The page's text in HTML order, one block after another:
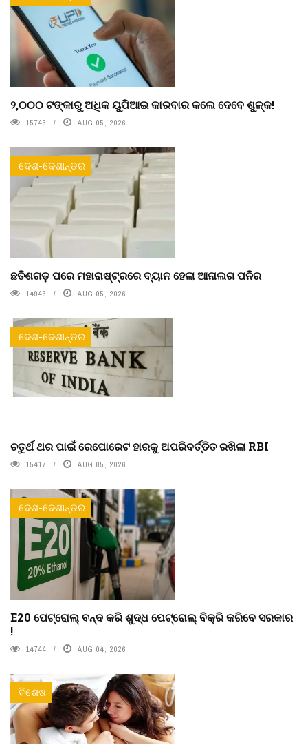
୨,୦୦୦ ଟଙ୍କାରୁ ଅଧିକ ୟୁପିଆଇ କାରବାର କଲେ ଦେବେ ଶୁଳ୍କ!
15743 AUG 05, 2026
ଦେଶ-ଦେଶାନ୍ତର
ଛତିଶଗଡ଼ ପରେ ମହାରାଷ୍ଟ୍ରରେ ବ୍ୟାନ ହେଲା ଆନାଲଗ ପନିର
14943 AUG 05, 2026
ଦେଶ-ଦେଶାନ୍ତର
ଚତୁର୍ଥ ଥର ପାଇଁ ରେପୋରେଟ ହାରକୁ ଅପରିବର୍ତ୍ତିତ ରଖିଲା RBI
15417 AUG 05, 2026
ଦେଶ-ଦେଶାନ୍ତର
E20 ପେଟ୍ରୋଲ୍ ବନ୍ଦ କରି ଶୁଦ୍ଧ ପେଟ୍ରୋଲ୍ ବିକ୍ରି କରିବେ ସରକାର
!
14744 AUG 04, 2026
ବିଶେଷ